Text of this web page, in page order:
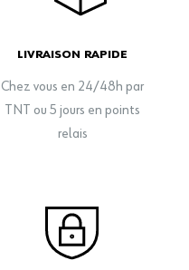
LIVRAISON RAPIDE
Chez vous en 24/48h par
TNT ou 5 jours en points
relais